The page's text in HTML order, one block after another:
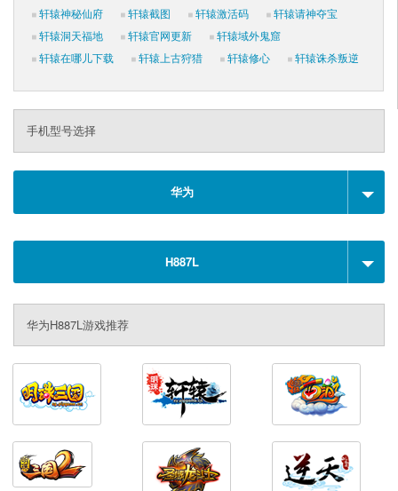
轩辕神秘仙府
轩辕截图 轩辕激活码
轩辕请神夺宝
轩辕洞天福地
轩辕官网更新
轩辕域外鬼窟
轩辕在哪儿下载
轩辕上古狩猎 轩辕修心 轩辕诛杀叛逆
手机型号选择
华为
H887L
华为H887L游戏推荐